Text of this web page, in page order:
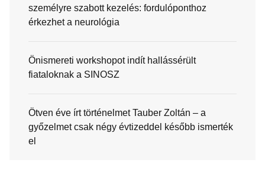
személyre szabott kezelés: fordulóponthoz
érkezhet a neurológia
Önismereti workshopot indít hallássérült
fiataloknak a SINOSZ
Ötven éve írt történelmet Tauber Zoltán – a
győzelmet csak négy évtizeddel később ismerték
el